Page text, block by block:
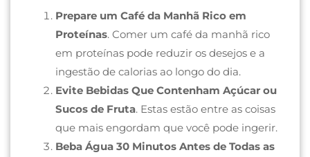
Prepare um Café da Manhã Rico em
Proteínas. Comer um café da manhã rico
em proteínas pode reduzir os desejos e a
ingestão de calorias ao longo do dia.
Evite Bebidas Que Contenham Açúcar ou
Sucos de Fruta. Estas estão entre as coisas
que mais engordam que você pode ingerir.
Beba Água 30 Minutos Antes de Todas as